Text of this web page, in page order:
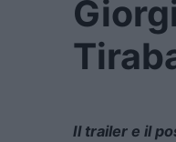
Il trailer e il